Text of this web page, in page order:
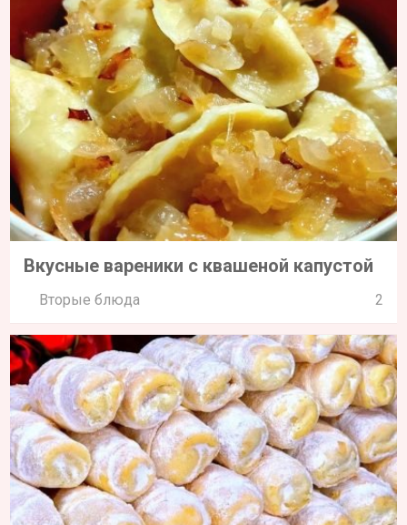
Вкусные вареники с квашеной капустой
Вторые блюда 2